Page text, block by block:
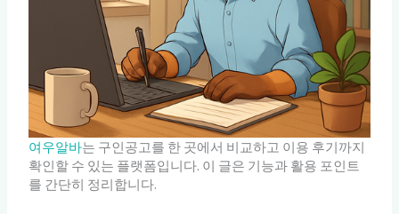
여우알바는 구인공고를 한 곳에서 비교하고 이용 후기까지
확인할 수 있는 플랫폼입니다. 이 글은 기능과 활용 포인트
를 간단히 정리합니다.